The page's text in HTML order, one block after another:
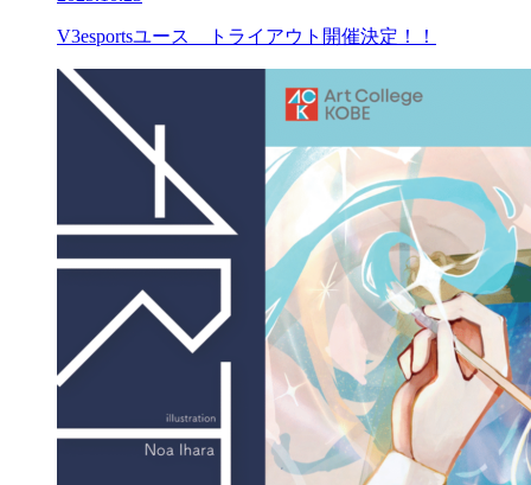
V3esportsユース トライアウト開催決定！！